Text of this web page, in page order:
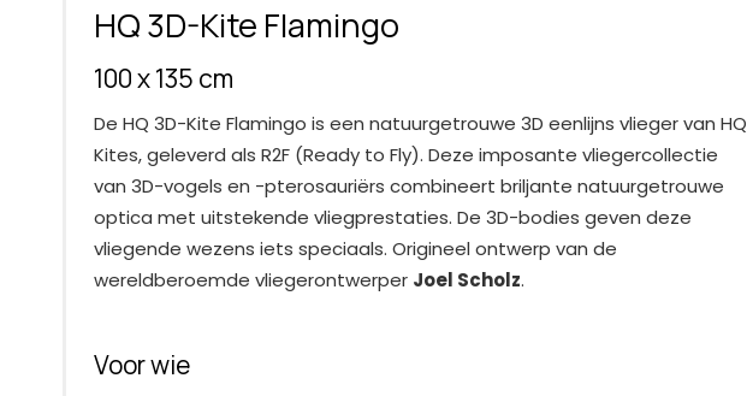
HQ 3D-Kite Flamingo
100 x 135 cm
De HQ 3D-Kite Flamingo is een natuurgetrouwe 3D eenlijns vlieger van HQ
Kites, geleverd als R2F (Ready to Fly). Deze imposante vliegercollectie
van 3D-vogels en -pterosauriërs combineert briljante natuurgetrouwe
optica met uitstekende vliegprestaties. De 3D-bodies geven deze
vliegende wezens iets speciaals. Origineel ontwerp van de
wereldberoemde vliegerontwerper Joel Scholz.
Voor wie